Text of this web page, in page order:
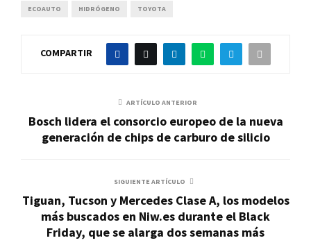
ECOAUTO HIDRÓGENO TOYOTA
COMPARTIR
ARTÍCULO ANTERIOR
Bosch lidera el consorcio europeo de la nueva
generación de chips de carburo de silicio
SIGUIENTE ARTÍCULO
Tiguan, Tucson y Mercedes Clase A, los modelos
más buscados en Niw.es durante el Black
Friday, que se alarga dos semanas más